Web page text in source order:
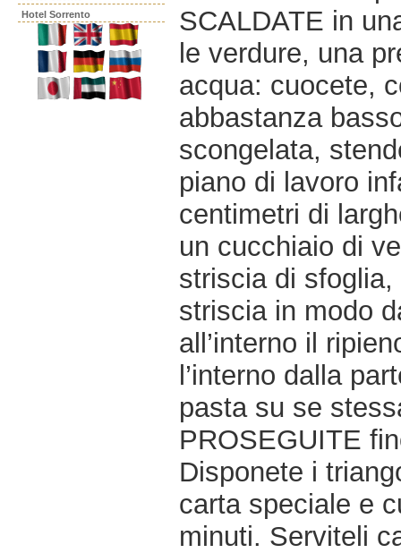
Hotel Sorrento
SCALDATE in
le verdure, una
acqua: cuocete,
abbastanza
scongelata,
piano di lavoro
centimetri di
un cucchiaio di
striscia di sfoglia,
striscia in modo
all’interno il
l’interno dalla
pasta su se
PROSEGUITE
Disponete i
carta speciale e
minuti. Serviteli